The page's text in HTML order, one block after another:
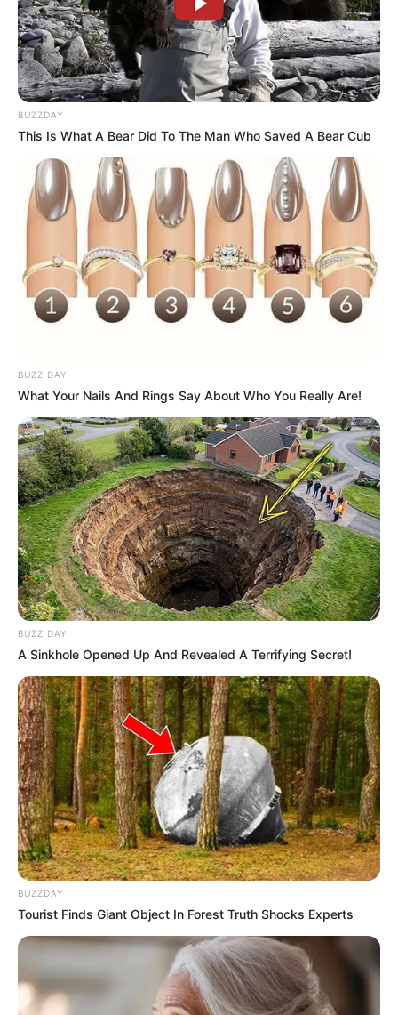
BUZZDAY
This Is What A Bear Did To The Man Who Saved A Bear Cub
BUZZ DAY
What Your Nails And Rings Say About Who You Really Are!
BUZZ DAY
A Sinkhole Opened Up And Revealed A Terrifying Secret!
BUZZDAY
Tourist Finds Giant Object In Forest Truth Shocks Experts